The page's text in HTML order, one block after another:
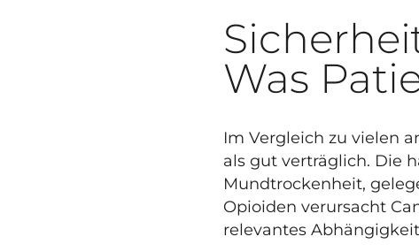
Was
Im Vergleich zu vielen
als gut verträglich. Die
Mundtrockenheit,
Opioiden verursacht
relevantes